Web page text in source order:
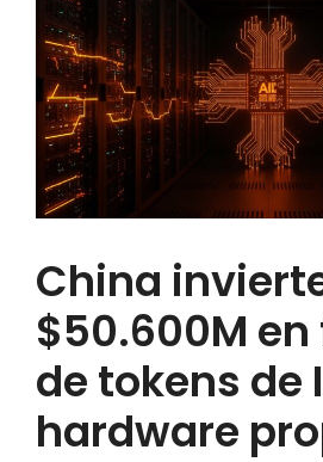
China
$50.600M
de tokens de
hardware